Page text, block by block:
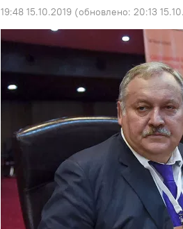
19:48 15.10.2019 (обновлено: 20:13